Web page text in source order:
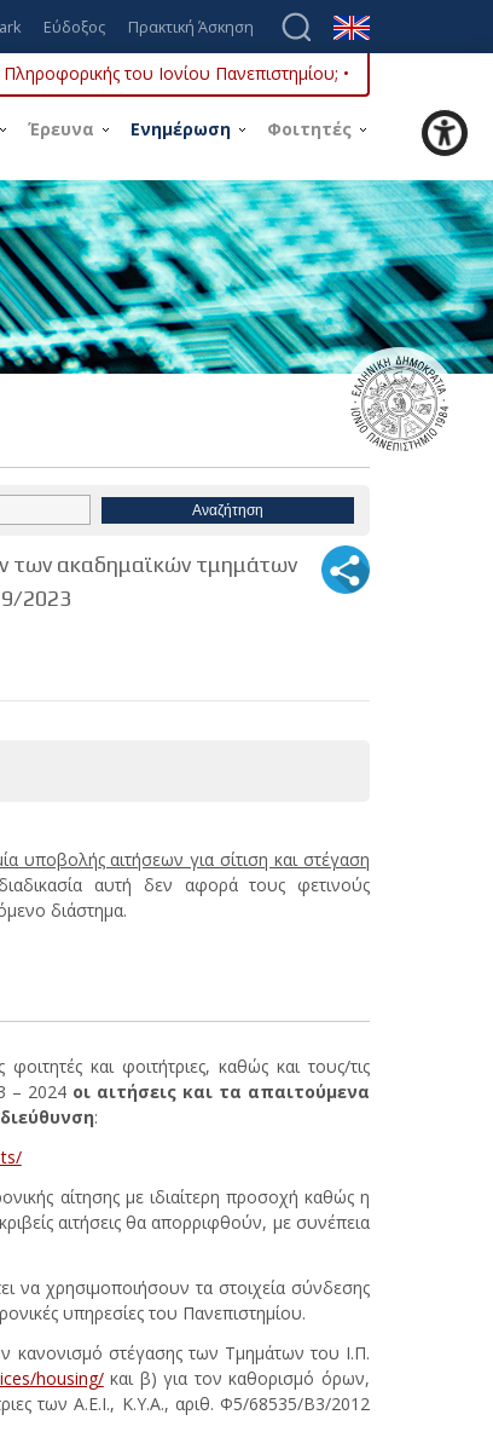
Εύδοξος Πρακτική Άσκηση
του Ιονίου Πανεπιστημίου; •
Έρευνα Ενημέρωση Φοιτητές
των ακαδημαϊκών τμημάτων
2023
υποβολής αιτήσεων για σίτιση και στέγαση
αυτή δεν αφορά τους φετινούς
διάστημα.
και φοιτήτριες, καθώς και τους/τις
– 2024 οι αιτήσεις και τα απαιτούμενα
:
αίτησης με ιδιαίτερη προσοχή καθώς η
αιτήσεις θα απορριφθούν, με συνέπεια
να χρησιμοποιήσουν τα στοιχεία σύνδεσης
υπηρεσίες του Πανεπιστημίου.
κανονισμό στέγασης των Τμημάτων του Ι.Π.
housing/και β) για τον καθορισμό όρων,
των Α.Ε.Ι., Κ.Υ.Α., αριθ. Φ5/68535/Β3/2012